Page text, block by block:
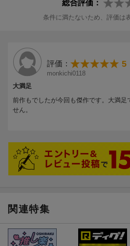
特典 抽選特典
※こちらの特典は終了しました
ZIPANG OPERAメンバー全員直
決定！
【予約購入対象期間】
2023年3月13日 12:00～2023年4月4日
キャンペーン期間中に楽天ブックスに
約・ご購入(ご注文完了)された方
04. Last Quarter
07. Alter Ego (佐藤流司)
08. HATE DISTANCE (心之介)
09. Breath
10. DRAMA
11. Happy Feeling
12. 開華
【Blu-ray】
・KAMINARI FLAVOR ?Music Video-
・Road to "風林火山"
総合評価：
条件に満たないため、評価は
評価： 5
monkichi0118
大満足
前作もでしたが今回も傑作です。大満足
せん。
関連特集